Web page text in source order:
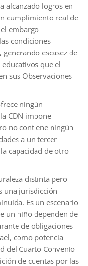
alcanzado logros en
cumplimiento real de
embargo
condiciones
generando escasez de
que el
sus Observaciones
ningún
CDN impone
no contiene ningún
a un tercer
capacidad de otro
distinta pero
una jurisdicción
Es un escenario
un niño dependen de
de obligaciones
como potencia
del Cuarto Convenio
de cuentas por las